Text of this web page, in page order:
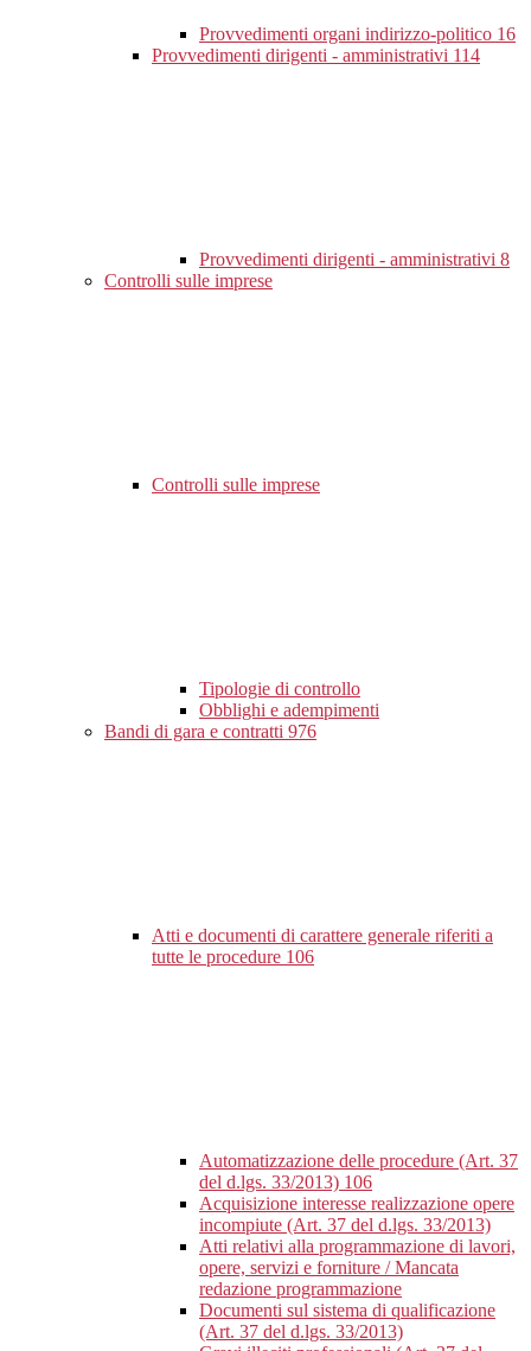
Provvedimenti organi indirizzo-politico 16
Provvedimenti dirigenti - amministrativi 114
Provvedimenti dirigenti - amministrativi 8
Controlli sulle imprese
Controlli sulle imprese
Tipologie di controllo
Obblighi e adempimenti
Bandi di gara e contratti 976
Atti e documenti di carattere generale riferiti a
tutte le procedure 106
Automatizzazione delle procedure (Art. 37
del d.lgs. 33/2013) 106
Acquisizione interesse realizzazione opere
incompiute (Art. 37 del d.lgs. 33/2013)
Atti relativi alla programmazione di lavori,
opere, servizi e forniture / Mancata
redazione programmazione
Documenti sul sistema di qualificazione
(Art. 37 del d.lgs. 33/2013)